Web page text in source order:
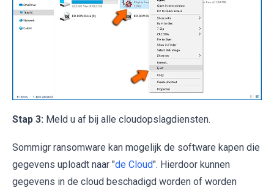
Stap 3: Meld u af bij alle cloudopslagdiensten.
Sommigr ransomware kan mogelijk de software kapen die
gegevens uploadt naar "de Cloud". Hierdoor kunnen
gegevens in de cloud beschadigd worden of worden